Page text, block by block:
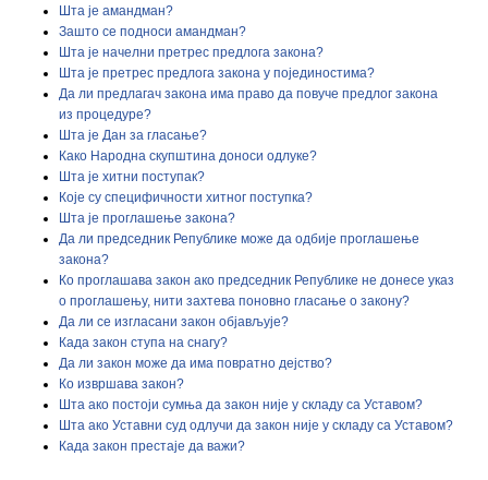
Шта је амандман?
Зашто се подноси амандман?
Шта је начелни претрес предлога закона?
Шта је претрес предлога закона у појединостима?
Да ли предлагач закона има право да повуче предлог закона
из процедуре?
Шта је Дан за гласање?
Како Народна скупштина доноси одлуке?
Шта је хитни поступак?
Које су специфичности хитног поступка?
Шта је проглашење закона?
Да ли председник Републике може да одбије проглашење
закона?
Ко проглашава закон ако председник Републике не донесе указ
о проглашењу, нити захтева поновно гласање о закону?
Да ли се изгласани закон објављује?
Када закон ступа на снагу?
Да ли закон може да има повратно дејство?
Ко извршава закон?
Шта ако постоји сумња да закон није у складу са Уставом?
Шта ако Уставни суд одлучи да закон није у складу са Уставом?
Када закон престаје да важи?